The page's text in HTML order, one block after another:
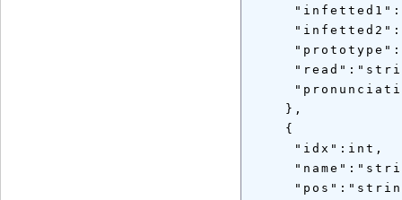
    },
    {
     "idx":int,